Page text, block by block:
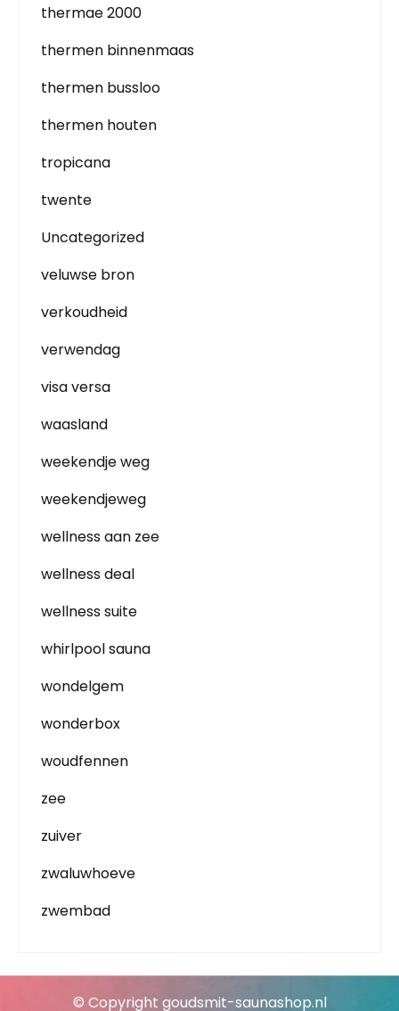
thermae 2000
thermen binnenmaas
thermen bussloo
thermen houten
tropicana
twente
Uncategorized
veluwse bron
verkoudheid
verwendag
visa versa
waasland
weekendje weg
weekendjeweg
wellness aan zee
wellness deal
wellness suite
whirlpool sauna
wondelgem
wonderbox
woudfennen
zee
zuiver
zwaluwhoeve
zwembad
© Copyright goudsmit-saunashop.nl